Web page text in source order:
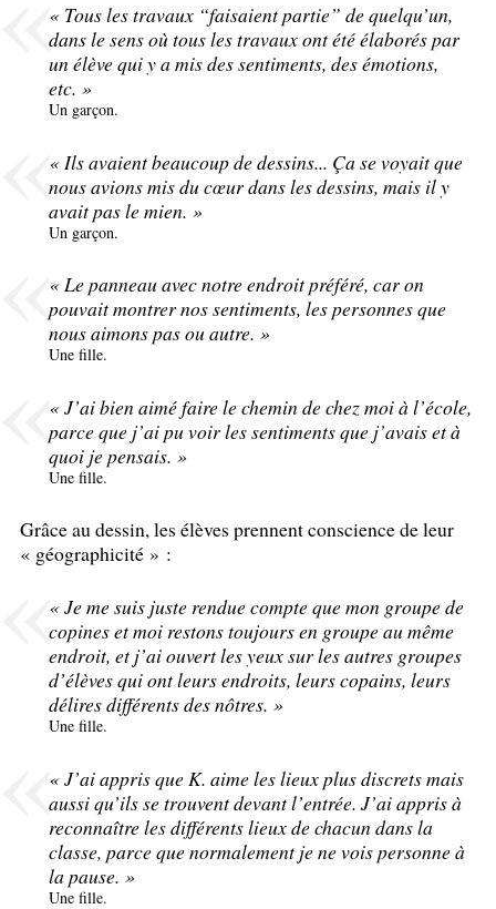
« Tous les travaux “faisaient partie” de quelqu’un,
dans le sens où tous les travaux ont été élaborés par
un élève qui y a mis des sentiments, des émotions,
etc. »
Un garçon.
« Ils avaient beaucoup de dessins... Ça se voyait que
nous avions mis du cœur dans les dessins, mais il y
avait pas le mien. »
Un garçon.
« Le panneau avec notre endroit préféré, car on
pouvait montrer nos sentiments, les personnes que
nous aimons pas ou autre. »
Une fille.
« J’ai bien aimé faire le chemin de chez moi à l’école,
parce que j’ai pu voir les sentiments que j’avais et à
quoi je pensais. »
Une fille.
Grâce au dessin, les élèves prennent conscience de leur
« géographicité » :
« Je me suis juste rendue compte que mon groupe de
copines et moi restons toujours en groupe au même
endroit, et j’ai ouvert les yeux sur les autres groupes
d’élèves qui ont leurs endroits, leurs copains, leurs
délires différents des nôtres. »
Une fille.
« J’ai appris que K. aime les lieux plus discrets mais
aussi qu’ils se trouvent devant l’entrée. J’ai appris à
reconnaître les différents lieux de chacun dans la
classe, parce que normalement je ne vois personne à
la pause. »
Une fille.